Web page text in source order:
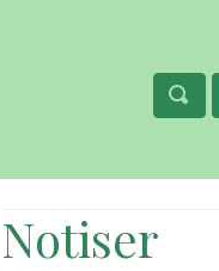
Notiser